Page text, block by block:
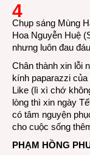
4
Chụp sáng Mùng
Hoa Nguyễn Huệ
nhưng luôn đau
Chân thành xin lỗi
kính paparazzi
Like (lì xì chớ
lòng thì xin ngày
có tâm nguyện
cho cuộc sống
PHẠM HỒNG